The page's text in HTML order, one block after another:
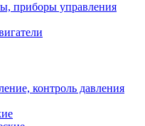
приборы управления
контроль давления